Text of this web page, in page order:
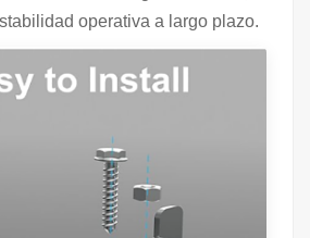
operativa a largo plazo.